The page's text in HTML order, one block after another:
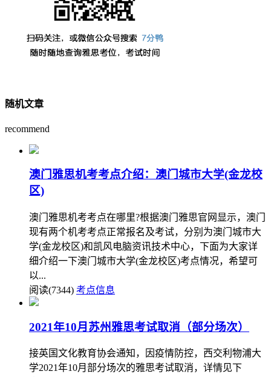
随机文章
recommend
澳门雅思机考考点介绍：澳门城市大学(金龙校
区)
澳门雅思机考考点在哪里?根据澳门雅思官网显示，澳门
现有两个机考考点正常报名及考试，分别为澳门城市大
学(金龙校区)和凯风电脑资讯技术中心，下面为大家详
细介绍一下澳门城市大学(金龙校区)考点情况，希望可
以...
阅读(7344) 考点信息
2021年10月苏州雅思考试取消（部分场次）
接英国文化教育协会通知，因疫情防控，西交利物浦大
学2021年10月部分场次的雅思考试取消，详情见下